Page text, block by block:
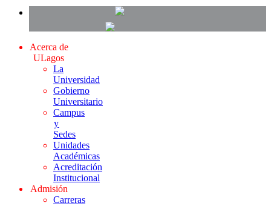
Acerca de
ULagos
La
Universidad
Gobierno
Universitario
Campus
y
Sedes
Unidades
Académicas
Acreditación
Institucional
Admisión
Carreras